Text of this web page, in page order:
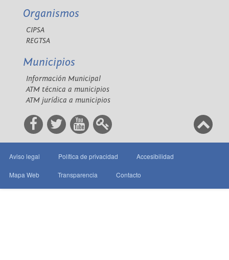
Organismos
CIPSA
REGTSA
Municipios
Información Municipal
ATM técnica a municipios
ATM jurídica a municipios
Aviso legal Política de privacidad Accesibilidad
Mapa Web Transparencia Contacto